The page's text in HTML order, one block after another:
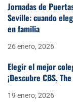
Jornadas de
Seville: cuando
en familia
26 enero, 2026
Elegir el mejor
¡Descubre CBS,
19 enero, 2026